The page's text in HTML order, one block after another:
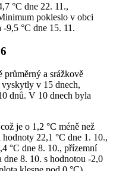
°C dne 22. 11.,
pokleslo v obci
9,5 °C dne 15. 11.
průměrný a srážkově
v 15 dnech,
dnů. V 10 dnech byla
je o 1,2 °C méně než
22,1 °C dne 1. 10.,
°C dne 8. 10., přízemní
dne 8. 10. s hodnotou -2,0